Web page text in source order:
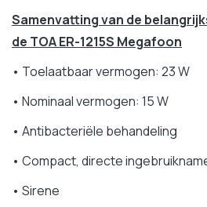
Samenvatting van de
de TOA ER-1215S Megafoon
• Toelaatbaar vermogen: 23 W
• Nominaal vermogen: 15 W
• Antibacteriële behandeling
• Compact, directe
• Sirene